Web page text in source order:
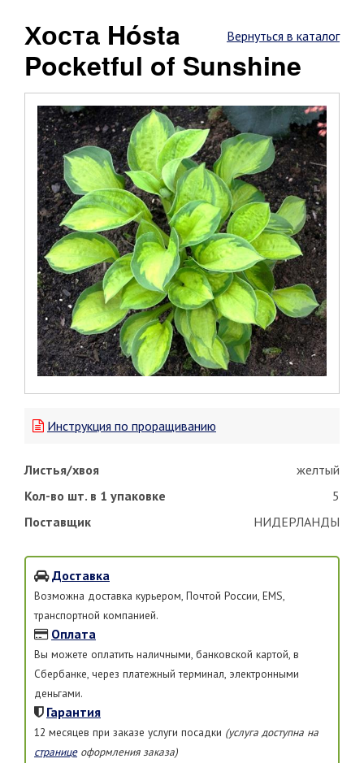
Вернуться в каталог
Хоста Hósta
Pocketful of Sunshine
Инструкция по проращиванию
Листья/хвоя
желтый
Кол-во шт. в 1 упаковке
5
Поставщик
НИДЕРЛАНДЫ
Доставка
Возможна доставка курьером, Почтой России, EMS,
транспортной компанией.
Оплата
Вы можете оплатить наличными, банковской картой, в
Сбербанке, через платежный терминал, электронными
деньгами.
Гарантия
12 месяцев при заказе услуги посадки (услуга доступна на
страницеоформления заказа)